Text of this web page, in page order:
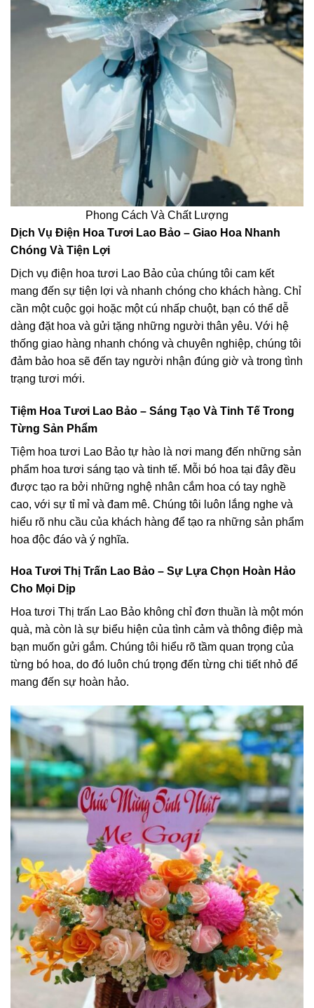
Phong Cách Và Chất Lượng
Dịch Vụ Điện Hoa Tươi Lao Bảo – Giao Hoa Nhanh
Chóng Và Tiện Lợi
Dịch vụ điện hoa tươi Lao Bảo của chúng tôi cam kết
mang đến sự tiện lợi và nhanh chóng cho khách hàng. Chỉ
cần một cuộc gọi hoặc một cú nhấp chuột, bạn có thể dễ
dàng đặt hoa và gửi tặng những người thân yêu. Với hệ
thống giao hàng nhanh chóng và chuyên nghiệp, chúng tôi
đảm bảo hoa sẽ đến tay người nhận đúng giờ và trong tình
trạng tươi mới.
Tiệm Hoa Tươi Lao Bảo – Sáng Tạo Và Tinh Tế Trong
Từng Sản Phẩm
Tiệm hoa tươi Lao Bảo tự hào là nơi mang đến những sản
phẩm hoa tươi sáng tạo và tinh tế. Mỗi bó hoa tại đây đều
được tạo ra bởi những nghệ nhân cắm hoa có tay nghề
cao, với sự tỉ mỉ và đam mê. Chúng tôi luôn lắng nghe và
hiểu rõ nhu cầu của khách hàng để tạo ra những sản phẩm
hoa độc đáo và ý nghĩa.
Hoa Tươi Thị Trấn Lao Bảo – Sự Lựa Chọn Hoàn Hảo
Cho Mọi Dịp
Hoa tươi Thị trấn Lao Bảo không chỉ đơn thuần là một món
quà, mà còn là sự biểu hiện của tình cảm và thông điệp mà
bạn muốn gửi gắm. Chúng tôi hiểu rõ tầm quan trọng của
từng bó hoa, do đó luôn chú trọng đến từng chi tiết nhỏ để
mang đến sự hoàn hảo.